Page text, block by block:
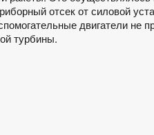
отсек от силовой
двигатели не
турбины.